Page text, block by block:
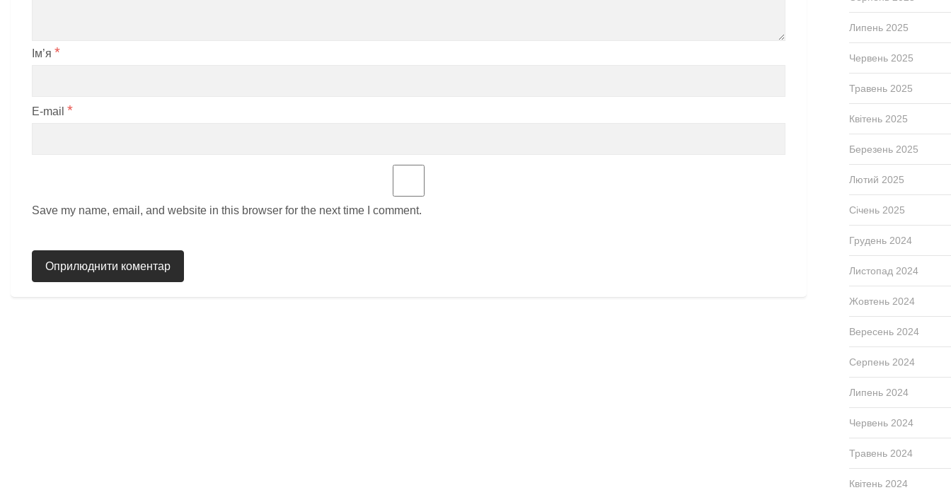
Ім’я *
E-mail *
Save my name, email, and website in this browser for the next time I comment.
Липень 2025
Червень 2025
Травень 2025
Квітень 2025
Березень 2025
Лютий 2025
Січень 2025
Грудень 2024
Листопад 2024
Жовтень 2024
Вересень 2024
Серпень 2024
Липень 2024
Червень 2024
Травень 2024
Квітень 2024